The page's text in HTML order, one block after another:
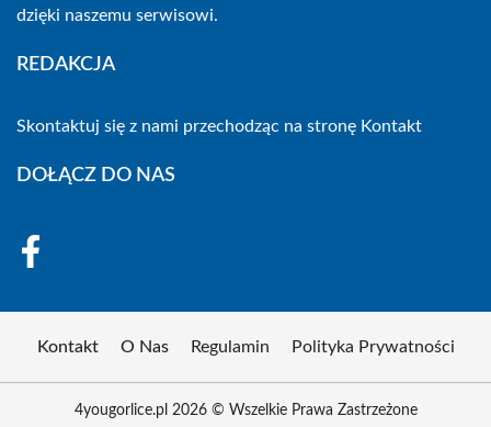
dzięki naszemu serwisowi.
REDAKCJA
Skontaktuj się z nami przechodząc na stronę Kontakt
DOŁĄCZ DO NAS
Kontakt O Nas Regulamin Polityka Prywatności
4yougorlice.pl 2026 © Wszelkie Prawa Zastrzeżone